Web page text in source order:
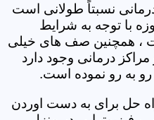
نسبتاً طولانی است
با توجه به شرایط
، همچنین صف های خیلی
درمانی وجود دارد
به رو نموده است.
حل برای به دست اوردن